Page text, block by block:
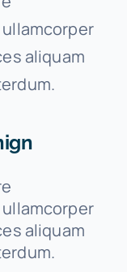
aliquam
aliquam